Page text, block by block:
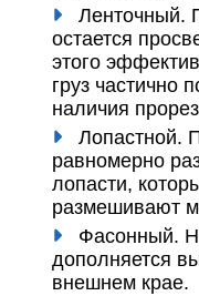
Ленточный.
остается
этого
груз частично
наличия
Лопастной.
равномерно
лопасти,
размешивают
Фасонный.
дополняется
внешнем крае.